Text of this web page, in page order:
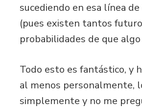
sucediendo en esa línea
(pues existen tantos
probabilidades de que
Todo esto es fantástico, y
al menos personalmente,
simplemente y no me